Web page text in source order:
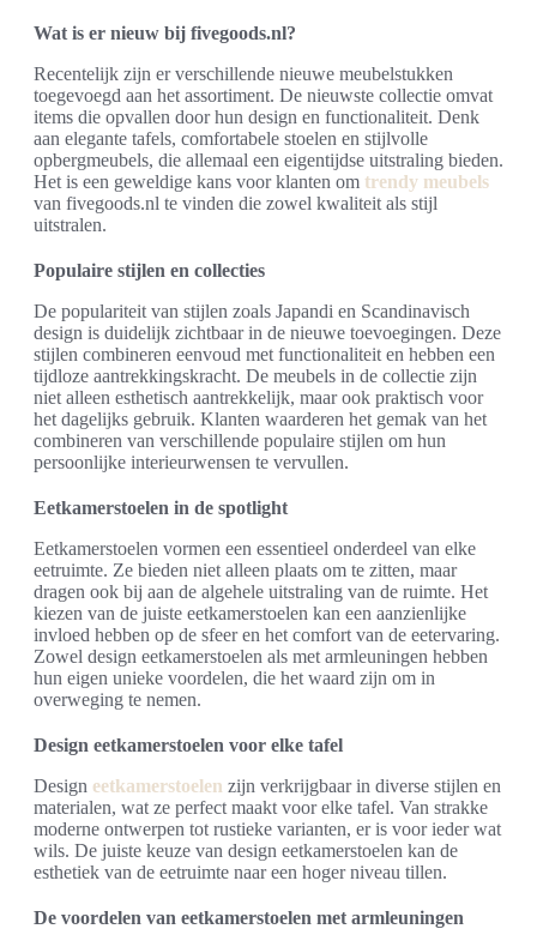
Wat is er nieuw bij fivegoods.nl?
Recentelijk zijn er verschillende nieuwe meubelstukken
toegevoegd aan het assortiment. De nieuwste collectie omvat
items die opvallen door hun design en functionaliteit. Denk
aan elegante tafels, comfortabele stoelen en stijlvolle
opbergmeubels, die allemaal een eigentijdse uitstraling bieden.
Het is een geweldige kans voor klanten om trendy meubels
van fivegoods.nl te vinden die zowel kwaliteit als stijl
uitstralen.
Populaire stijlen en collecties
De populariteit van stijlen zoals Japandi en Scandinavisch
design is duidelijk zichtbaar in de nieuwe toevoegingen. Deze
stijlen combineren eenvoud met functionaliteit en hebben een
tijdloze aantrekkingskracht. De meubels in de collectie zijn
niet alleen esthetisch aantrekkelijk, maar ook praktisch voor
het dagelijks gebruik. Klanten waarderen het gemak van het
combineren van verschillende populaire stijlen om hun
persoonlijke interieurwensen te vervullen.
Eetkamerstoelen in de spotlight
Eetkamerstoelen vormen een essentieel onderdeel van elke
eetruimte. Ze bieden niet alleen plaats om te zitten, maar
dragen ook bij aan de algehele uitstraling van de ruimte. Het
kiezen van de juiste eetkamerstoelen kan een aanzienlijke
invloed hebben op de sfeer en het comfort van de eetervaring.
Zowel design eetkamerstoelen als met armleuningen hebben
hun eigen unieke voordelen, die het waard zijn om in
overweging te nemen.
Design eetkamerstoelen voor elke tafel
Design eetkamerstoelen zijn verkrijgbaar in diverse stijlen en
materialen, wat ze perfect maakt voor elke tafel. Van strakke
moderne ontwerpen tot rustieke varianten, er is voor ieder wat
wils. De juiste keuze van design eetkamerstoelen kan de
esthetiek van de eetruimte naar een hoger niveau tillen.
De voordelen van eetkamerstoelen met armleuningen